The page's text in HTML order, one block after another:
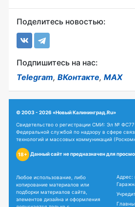
Поделитесь новостью:
Подпишитесь на нас:
Telegram, ВКонтакте, MAX
© 2003 - 2026 «Новый Калининград.Ru»
Свидетельство о регистрации СМИ: Эл №
Федеральной службой по надзору в сфере
технологий и массовых коммуникаций
18+ Данный сайт не предназначен для
Любое использование, либо
копирование материалов или
подборки материалов сайта,
элементов дизайна и оформления
Адрес: